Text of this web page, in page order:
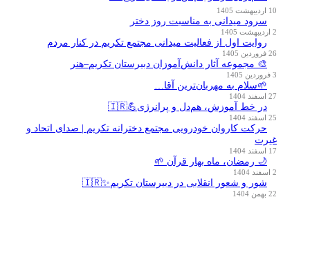
10 اردیبهشت 1405
سرود میدانی به مناسبت روز دختر
2 اردیبهشت 1405
روایت اول از فعالیت میدانی مجتمع تکریم در کنار مردم
26 فروردین 1405
🎨 مجموعه آثار دانش‌آموزان دبیرستان تکریم–هنر
3 فروردین 1405
🌱سلام به مهربان‌ترین آقا…
27 اسفند 1404
در خط آموزش، هم‌دل و پرانرژی💪🇮🇷
25 اسفند 1404
حرکت کاروان خودرویی مجتمع دخترانه تکریم | صدای اتحاد و
غیرت
17 اسفند 1404
🌙 رمضان، ماه بهار قرآن 🌱
2 اسفند 1404
شور و شعور انقلابی در دبیرستان تکریم✨🇮🇷
22 بهمن 1404